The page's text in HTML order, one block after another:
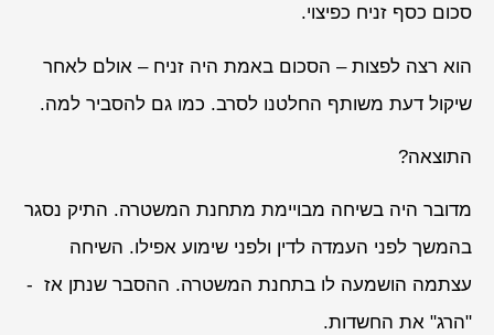
סכום כסף זניח כפיצוי.
הוא רצה לפצות – הסכום באמת היה זניח – אולם לאחר
שיקול דעת משותף החלטנו לסרב. כמו גם להסביר למה.
התוצאה?
מדובר היה בשיחה מבויימת מתחנת המשטרה. התיק נסגר
בהמשך לפני העמדה לדין ולפני שימוע אפילו. השיחה
עצתמה הושמעה לו בתחנת המשטרה. ההסבר שנתן אז -
"הרג" את החשדות.